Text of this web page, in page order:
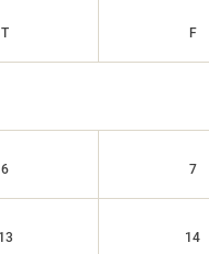
T F
6 7
13 14